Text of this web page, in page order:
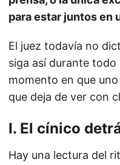
para estar juntos en
El juez todavía no
siga así durante
momento en que
que deja de ver con
I. El cínico
Hay una lectura del